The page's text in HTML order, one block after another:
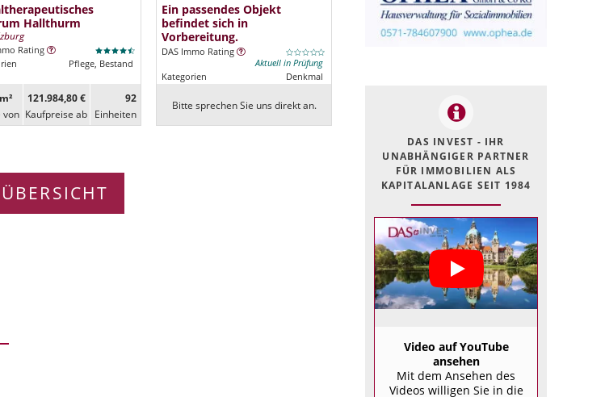
Hallthurm
Rating
Pflege, Bestand
von
121.984,80 €
Kaufpreise ab
92
Ein­heiten
Ein passendes Objekt
befindet sich in
Vorbereitung.
DAS Immo Rating
Aktuell in Prüfung
Kategorien
Denkmal
Bitte sprechen Sie uns direkt an.
DAS INVEST - IHR
UNABHÄNGIGER PARTNER
FÜR IMMOBILIEN ALS
KAPITALANLAGE SEIT 1984
Video auf YouTube
ansehen
Mit dem Ansehen des
Videos willigen Sie in die